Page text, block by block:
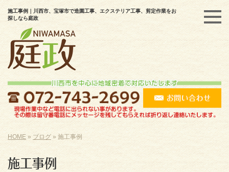
施工事例｜川西市、宝塚市で造園工事、エクステリア工事、剪定作業をお
探しなら庭政
HOME » ブログ » 施工事例
施工事例